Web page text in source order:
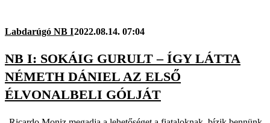
Labdarúgó NB I2022.08.14. 07:04
NB I: SOKÁIG GURULT – ÍGY LÁTTA
NÉMETH DÁNIEL AZ ELSŐ
ÉLVONALBELI GÓLJÁT